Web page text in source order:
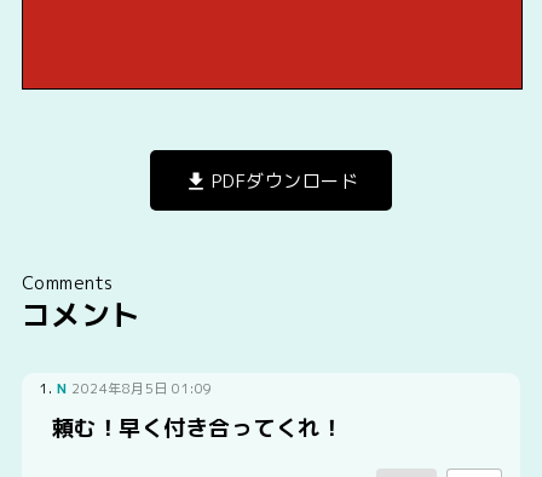
PDFダウンロード
Comments
コメント
1. N 2024年8月5日 01:09
頼む！早く付き合ってくれ！